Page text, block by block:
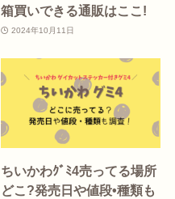
箱買いできる通販はここ!
2024年10月11日
ちいかわｸﾞﾐ4売ってる場所
どこ?発売日や値段•種類も